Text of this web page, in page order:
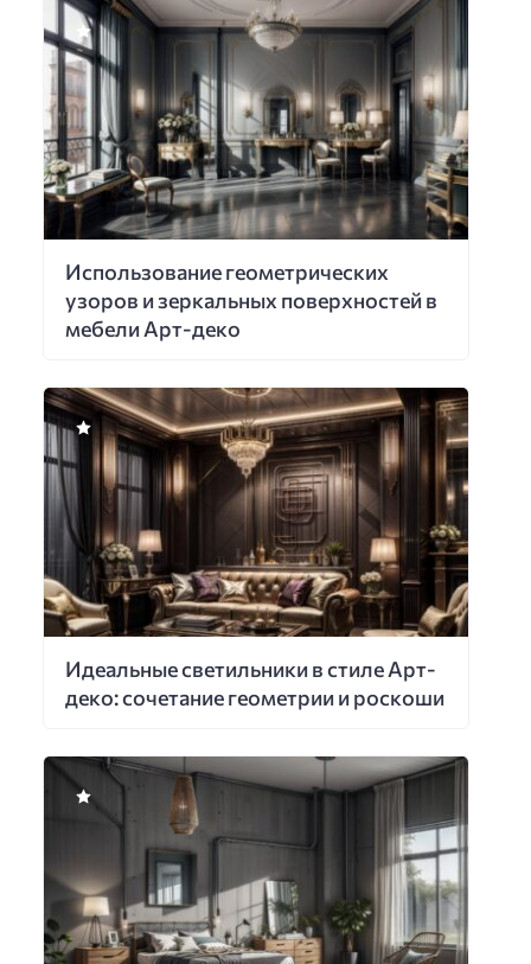
Использование геометрических
узоров и зеркальных поверхностей в
мебели Арт-деко
Идеальные светильники в стиле Арт-
деко: сочетание геометрии и роскоши